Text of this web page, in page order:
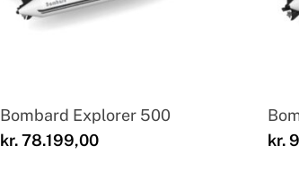
Bombard Explorer 500
kr.78.199,00
kr.